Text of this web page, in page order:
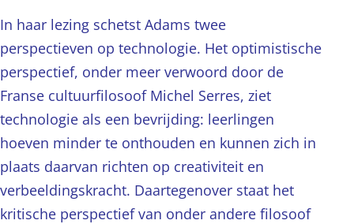
In haar lezing schetst Adams twee
perspectieven op technologie. Het optimistische
perspectief, onder meer verwoord door de
Franse cultuurfilosoof Michel Serres, ziet
technologie als een bevrijding: leerlingen
hoeven minder te onthouden en kunnen zich in
plaats daarvan richten op creativiteit en
verbeeldingskracht. Daartegenover staat het
kritische perspectief van onder andere filosoof